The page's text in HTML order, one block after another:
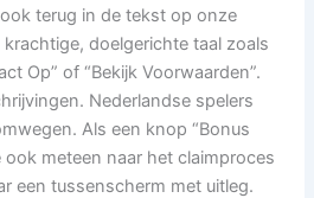
terug in de tekst op onze
doelgerichte taal zoals
Op” of “Bekijk Voorwaarden”.
Nederlandse spelers
Als een knop “Bonus
ook meteen naar het claimproces
een tussenscherm met uitleg.